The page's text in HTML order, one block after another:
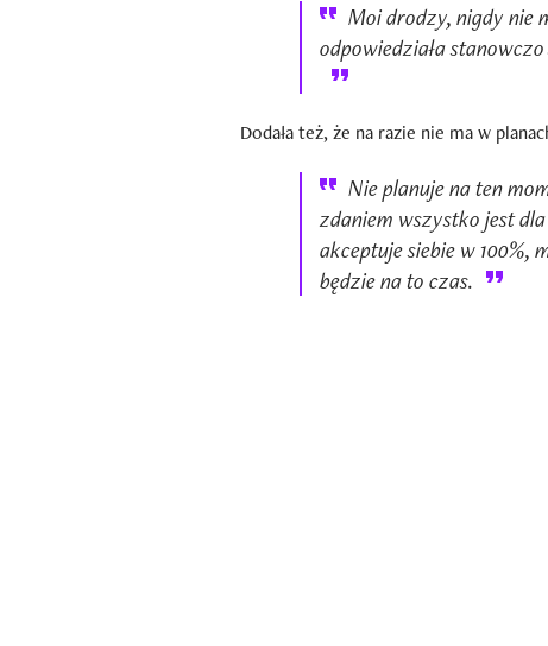
Moi drodzy, nigdy nie
odpowiedziała
Dodała też, że na razie nie ma w
Nie planuje na ten
zdaniem wszystko jest
akceptuje siebie w 100%,
będzie na to czas.